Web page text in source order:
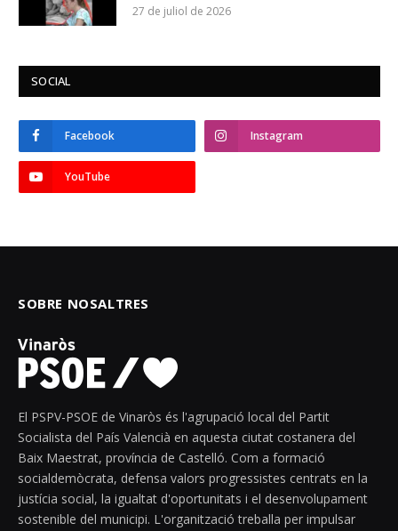
27 de juliol de 2026
SOCIAL
Facebook Instagram
YouTube
SOBRE NOSALTRES
El PSPV-PSOE de Vinaròs és l'agrupació local del Partit
Socialista del País Valencià en aquesta ciutat costanera del
Baix Maestrat, província de Castelló. Com a formació
socialdemòcrata, defensa valors progressistes centrats en la
justícia social, la igualtat d'oportunitats i el desenvolupament
sostenible del municipi. L'organització treballa per impulsar